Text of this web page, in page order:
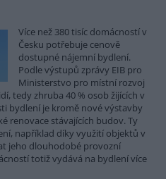
Více než 380 tisíc domácností v
Česku potřebuje cenově
dostupné nájemní bydlení.
Podle výstupů zprávy EIB pro
Ministerstvo pro místní rozvoj
tedy zhruba 40 % osob žijících v
bydlení je kromě nové výstavby
renovace stávajících budov. Ty
například díky využití objektů v
jeho dlouhodobé provozní
totiž vydává na bydlení více